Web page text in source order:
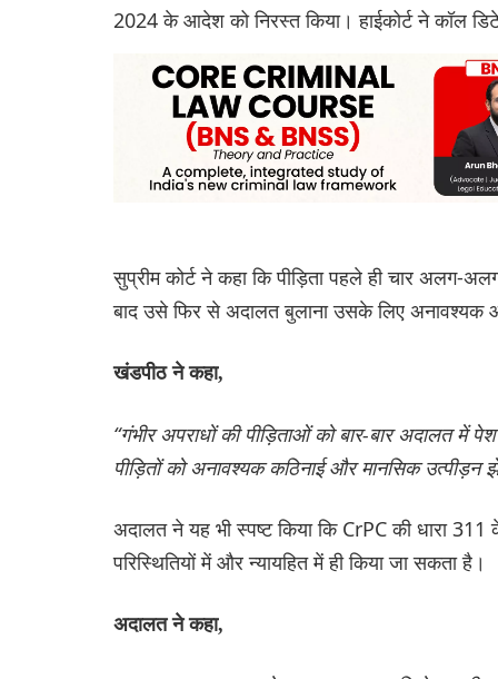
2024 के आदेश को निरस्त किया। हाईकोर्ट ने कॉल
सुप्रीम कोर्ट ने कहा कि पीड़िता पहले ही चार अलग-
बाद उसे फिर से अदालत बुलाना उसके लिए अनावश्यक
खंडपीठ ने कहा,
“गंभीर अपराधों की पीड़िताओं को बार-बार अदालत
पीड़ितों को अनावश्यक कठिनाई और मानसिक उत्पीड़न
अदालत ने यह भी स्पष्ट किया कि CrPC की धारा
परिस्थितियों में और न्यायहित में ही किया जा सकता है।
अदालत ने कहा,